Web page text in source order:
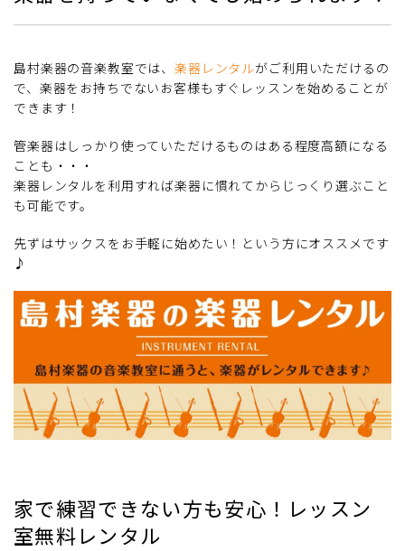
島村楽器の音楽教室では、楽器レンタルがご利用いただけるの
で、楽器をお持ちでないお客様もすぐレッスンを始めることが
できます！
管楽器はしっかり使っていただけるものはある程度高額になる
ことも・・・
楽器レンタルを利用すれば楽器に慣れてからじっくり選ぶこと
も可能です。
先ずはサックスをお手軽に始めたい！という方にオススメです
♪
家で練習できない方も安心！レッスン
室無料レンタル